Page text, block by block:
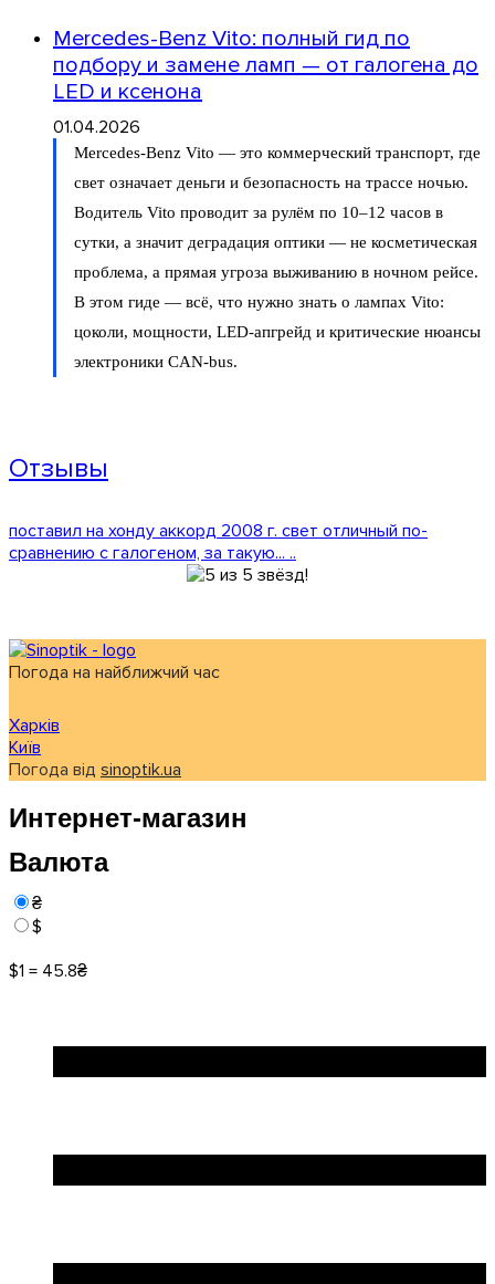
Mercedes-Benz Vito: полный гид по
подбору и замене ламп — от галогена до
LED и ксенона
01.04.2026
Mercedes-Benz Vito — это коммерческий транспорт, где
свет означает деньги и безопасность на трассе ночью.
Водитель Vito проводит за рулём по 10–12 часов в
сутки, а значит деградация оптики — не косметическая
проблема, а прямая угроза выживанию в ночном рейсе.
В этом гиде — всё, что нужно знать о лампах Vito:
цоколи, мощности, LED-апгрейд и критические нюансы
электроники CAN-bus.
Отзывы
поставил на хонду аккорд 2008 г. свет отличный по-
сравнению с галогеном, за такую... ..
Погода на найближчий час
Харків
Київ
Погода від sinoptik.ua
Интернет-магазин
Валюта
₴
$
$1 = 45.8₴